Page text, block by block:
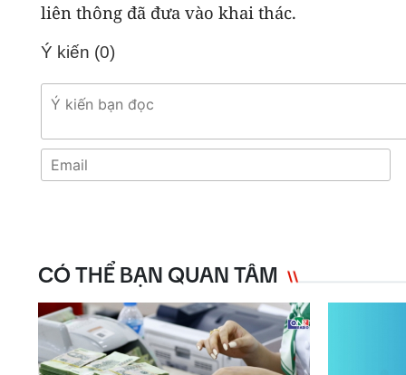
liên thông đã đưa vào khai thác.
Ý kiến (0)
CÓ THỂ BẠN QUAN TÂM